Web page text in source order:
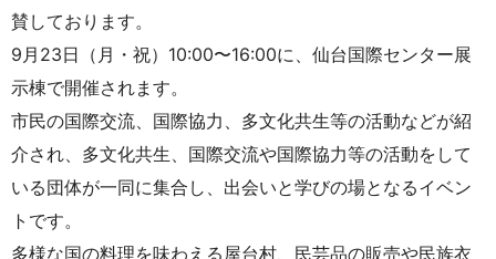
賛しております。
9月23日（月・祝）10:00〜16:00に、仙台国際センター展
示棟で開催されます。
市民の国際交流、国際協力、多文化共生等の活動などが紹
介され、多文化共生、国際交流や国際協力等の活動をして
いる団体が一同に集合し、出会いと学びの場となるイベン
トです。
多様な国の料理を味わえる屋台村、民芸品の販売や民族衣